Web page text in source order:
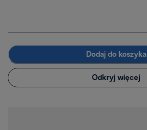
Dodaj do koszyka
Odkryj więcej